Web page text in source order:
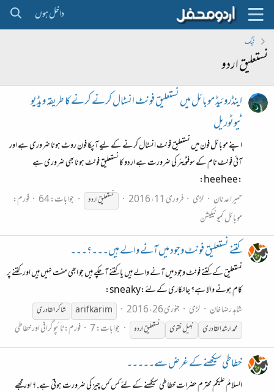
داخل ہوں
ٹیگ
نستعلیق اردو
اینڈروئیڈ موبائل میں نستعلیق فونٹ انسٹال کرنے کرنے کا طریقہ ویڈیو
ٹیوٹوریل
اپنے موبائل فون میں نستعلیق فونٹ انسٹال کرنے کے لیے آپکا فون روٹ ہونا ضروری ہے اور
آئی فونٹ نام کے سوفٹویئر کی ضرورت ہے اردو کا نستعلیق فونٹ ہونا بھی ضروری ہے
:heehee:
حمیرا عدنان
لڑی فروری 11، 2016 نستعلیقاردو جوابات: 64
فورم:
موبائل کمیونیکیشن
کتنے نستعلیق فونٹ وجود میں آنے والے ہیں۔۔۔؟۔۔۔
نستعلیق کے کتنے فونٹ وجود میں آنے والے ہیں یا کتنے آ چکے ہیں جو ابھی مفت نہیں ہیں اور کتنے پر
کام ہونے والا ہے؟ جانکاری کے لئے:sneaky:
شاہد رضا خان
لڑی جنوری 26، 2016 arifkarim
شاکر القادری
محمد ارشد القادری
نبیل نقوی نستعلیقاردو جوابات: 7 فورم:ٹائپو گرافی اور خطاطی
خطاطی سیکھنے کے غرض سے۔۔۔۔۔
السلامُ علیکم محترم حضرات خطاطی سیکھنے کے لئے کس کس چیز کی ضرورت ہوتی ہے. ؟ اور مجھے